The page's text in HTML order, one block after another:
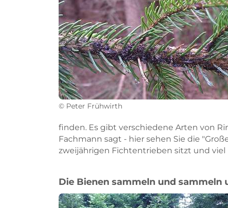
© Peter Frühwirth
finden. Es gibt verschiedene Arten von
Fachmann sagt - hier sehen Sie die
zweijährigen Fichtentrieben sitzt und
Die Bienen sammeln und sammeln